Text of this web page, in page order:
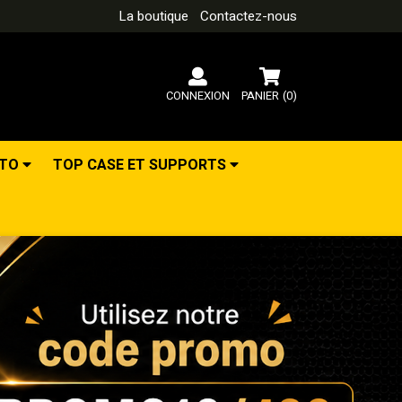
La boutique Contactez-nous
PANIER (0)
CONNEXION
TOP CASE ET SUPPORTS
Suivant